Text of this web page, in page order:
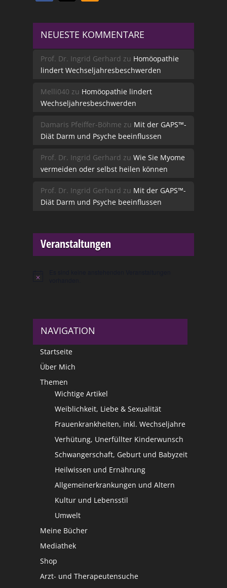
NEUESTE KOMMENTARE
Prof. Dr. Ingrid Gerhard zu Homöopathie
lindert Wechseljahresbeschwerden
Melli040 zu Homöopathie lindert
Wechseljahresbeschwerden
Damaris Pfeiffer-Böhme zu Mit der GAPS™-
Diät Darm und Psyche beeinflussen
Prof. Dr. Ingrid Gerhard zu Wie Sie Myome
vermeiden oder selbst heilen können
Prof. Dr. Ingrid Gerhard zu Mit der GAPS™-
Diät Darm und Psyche beeinflussen
Veranstaltungen
Hinweis
NAVIGATION
Startseite
Über Mich
Themen
Wichtige Artikel
Weiblichkeit, Liebe & Sexualität
Frauenkrankheiten, inkl. Wechseljahre
Verhütung, Unerfüllter Kinderwunsch
Schwangerschaft, Geburt und Babyzeit
Heilwissen und Ernährung
Allgemeinerkrankungen und Altern
Kultur und Lebensstil
Umwelt
Meine Bücher
Mediathek
Shop
Arzt- und Therapeutensuche